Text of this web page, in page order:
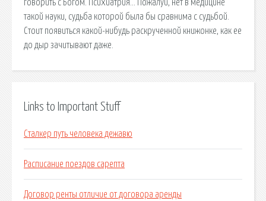
говорить с Богом. Психиатрия… Пожалуй, нет в медицине
такой науки, судьба которой была бы сравнима с судьбой.
Стоит появиться какой-нибудь раскрученной книжонке, как ее
до дыр зачитывают даже.
Links to Important Stuff
Сталкер путь человека дежавю
Расписание поездов сарепта
Договор ренты отличие от договора аренды